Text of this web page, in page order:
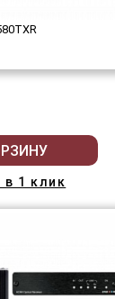
в 1 клик